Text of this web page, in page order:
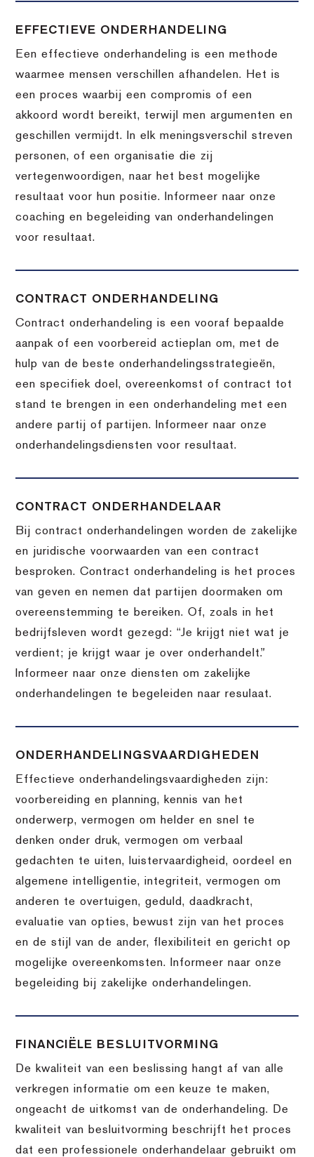
EFFECTIEVE ONDERHANDELING
Een effectieve onderhandeling is een methode
waarmee mensen verschillen afhandelen. Het is
een proces waarbij een compromis of een
akkoord wordt bereikt, terwijl men argumenten en
geschillen vermijdt. In elk meningsverschil streven
personen, of een organisatie die zij
vertegenwoordigen, naar het best mogelijke
resultaat voor hun positie. Informeer naar onze
coaching en begeleiding van onderhandelingen
voor resultaat.
CONTRACT ONDERHANDELING
Contract onderhandeling is een vooraf bepaalde
aanpak of een voorbereid actieplan om, met de
hulp van de beste onderhandelingsstrategieën,
een specifiek doel, overeenkomst of contract tot
stand te brengen in een onderhandeling met een
andere partij of partijen. Informeer naar onze
onderhandelingsdiensten voor resultaat.
CONTRACT ONDERHANDELAAR
Bij contract onderhandelingen worden de zakelijke
en juridische voorwaarden van een contract
besproken. Contract onderhandeling is het proces
van geven en nemen dat partijen doormaken om
overeenstemming te bereiken. Of, zoals in het
bedrijfsleven wordt gezegd: “Je krijgt niet wat je
verdient; je krijgt waar je over onderhandelt.”
Informeer naar onze diensten om zakelijke
onderhandelingen te begeleiden naar resulaat.
ONDERHANDELINGSVAARDIGHEDEN
Effectieve onderhandelingsvaardigheden zijn:
voorbereiding en planning, kennis van het
onderwerp, vermogen om helder en snel te
denken onder druk, vermogen om verbaal
gedachten te uiten, luistervaardigheid, oordeel en
algemene intelligentie, integriteit, vermogen om
anderen te overtuigen, geduld, daadkracht,
evaluatie van opties, bewust zijn van het proces
en de stijl van de ander, flexibiliteit en gericht op
mogelijke overeenkomsten. Informeer naar onze
begeleiding bij zakelijke onderhandelingen.
FINANCIËLE BESLUITVORMING
De kwaliteit van een beslissing hangt af van alle
verkregen informatie om een keuze te maken,
ongeacht de uitkomst van de onderhandeling. De
kwaliteit van besluitvorming beschrijft het proces
dat een professionele onderhandelaar gebruikt om